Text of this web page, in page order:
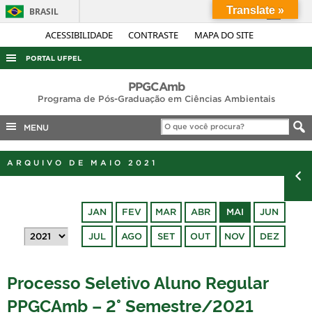
ACESSIBILIDADE CONTRASTE MAPA DO SITE
BRASIL
Simplifique!
Acesso à informação
Legislação
Canais
PORTAL UFPEL
AUDITORIA
COBALTO
CONCURSOS
EDITAIS
INTERNACIONAL
PORTARIAS
PPGCAmb
Programa de Pós-Graduação em Ciências Ambientais
MENU
ARQUIVO DE MAIO 2021
JAN FEV MAR ABR MAI JUN
JUL AGO SET OUT NOV DEZ
Processo Seletivo Aluno Regular
PPGCAmb – 2° Semestre/2021
Translate »